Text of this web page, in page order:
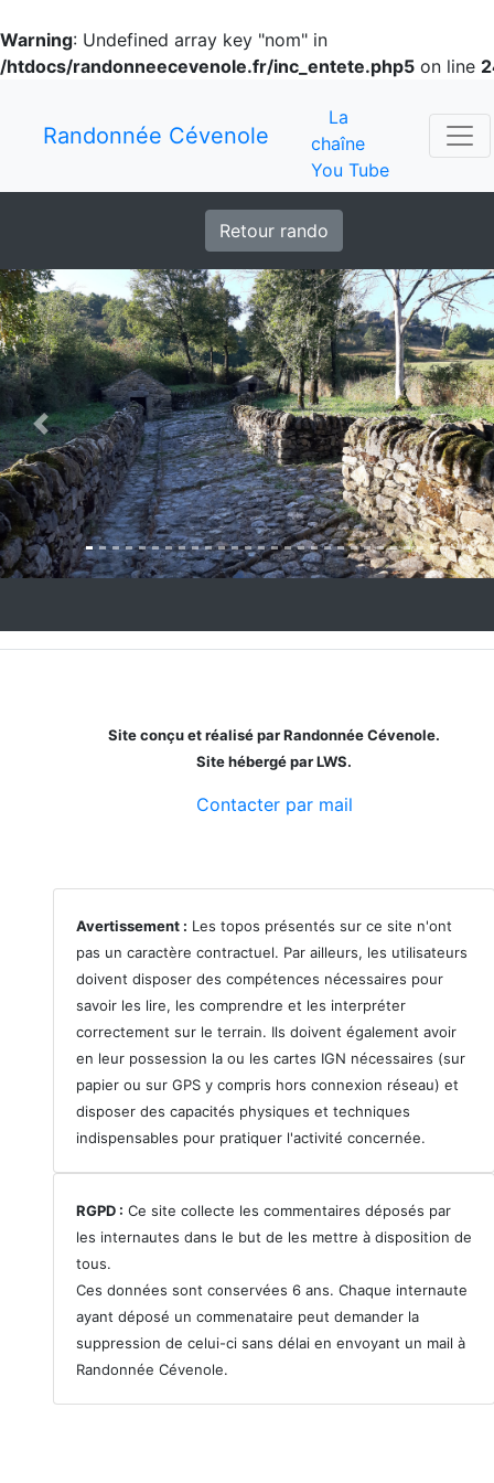
Warning: Undefined array key "nom" in
/htdocs/randonneecevenole.fr/inc_entete.php5 on line
Randonnée Cévenole
La
chaîne
You Tube
Retour rando
Previous
Site conçu et réalisé par Randonnée Cévenole.
Site hébergé par LWS.
Contacter par mail
Avertissement : Les topos présentés sur ce site n'ont
pas un caractère contractuel. Par ailleurs, les utilisateurs
doivent disposer des compétences nécessaires pour
savoir les lire, les comprendre et les interpréter
correctement sur le terrain. Ils doivent également avoir
en leur possession la ou les cartes IGN nécessaires (sur
papier ou sur GPS y compris hors connexion réseau) et
disposer des capacités physiques et techniques
indispensables pour pratiquer l'activité concernée.
RGPD : Ce site collecte les commentaires déposés par
les internautes dans le but de les mettre à disposition de
tous.
Ces données sont conservées 6 ans. Chaque internaute
ayant déposé un commenataire peut demander la
suppression de celui-ci sans délai en envoyant un mail à
Randonnée Cévenole.